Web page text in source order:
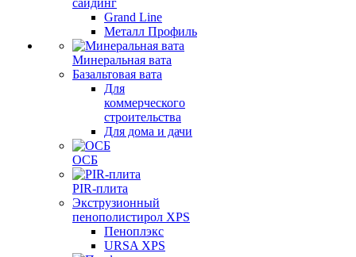
сайдинг
Grand Line
Металл Профиль
Минеральная вата
Базальтовая вата
Для
коммерческого
строительства
Для дома и дачи
ОСБ
PIR-плита
Экструзионный
пенополистирол XPS
Пеноплэкс
URSA XPS